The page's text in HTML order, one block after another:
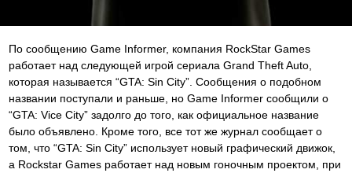
По сообщению Game Informer, компания RockStar Games
работает над следующей игрой сериала Grand Theft Auto,
которая называется “GTA: Sin City”. Сообщения о подобном
названии поступали и раньше, но Game Informer сообщили о
“GTA: Vice City” задолго до того, как официальное название
было объявлено. Кроме того, все тот же журнал сообщает о
том, что “GTA: Sin City” использует новый графический движок,
а Rockstar Games работает над новым гоночным проектом, при